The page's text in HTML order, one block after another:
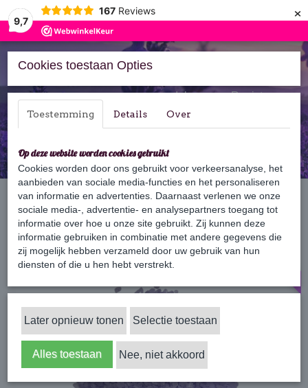
9,7
167 Reviews ×
Inloggen Registreren
Home › Verzorging › Badzout › Badzout Lavendel
250 gram
Cookies toestaan Opties
Toestemming Details Over
Op deze website worden cookies gebruikt
Cookies worden door ons gebruikt voor verkeersanalyse, het
aanbieden van sociale media-functies en het personaliseren
van informatie en advertenties. Daarnaast verlenen we onze
sociale media-, advertentie- en analysepartners toegang tot
informatie over hoe u onze site gebruikt. Zij kunnen deze
informatie gebruiken in combinatie met andere gegevens die
zij mogelijk hebben verzameld door uw gebruik van hun
diensten of die u hen hebt verstrekt.
Later opnieuw tonen Selectie toestaan
Alles toestaan Nee, niet akkoord